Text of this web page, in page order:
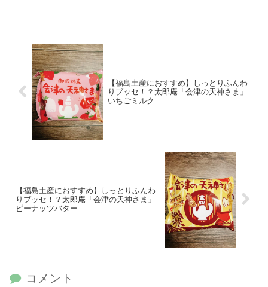
【福島土産におすすめ】しっとりふんわ
りブッセ！？太郎庵「会津の天神さま」
いちごミルク
【福島土産におすすめ】しっとりふんわ
りブッセ！？太郎庵「会津の天神さま」
ピーナッツバター
コメント